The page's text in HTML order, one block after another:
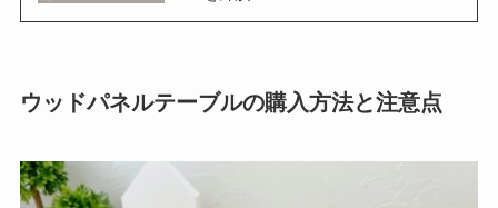
ウッドパネルテーブルの購入方法と注意点